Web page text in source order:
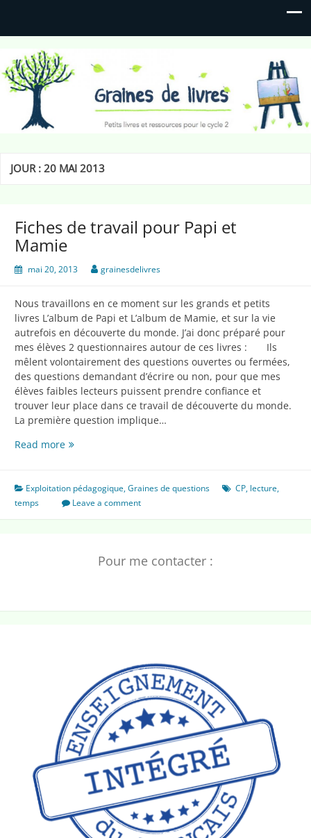
Graines de livres
Petits livres et ressources pour le cycle 2
JOUR :20 MAI 2013
Fiches de travail pour Papi et
Mamie
mai 20, 2013 grainesdelivres
Nous travaillons en ce moment sur les grands et petits
livres L’album de Papi et L’album de Mamie, et sur la vie
autrefois en découverte du monde. J’ai donc préparé pour
mes élèves 2 questionnaires autour de ces livres : Ils
mêlent volontairement des questions ouvertes ou fermées,
des questions demandant d’écrire ou non, pour que mes
élèves faibles lecteurs puissent prendre confiance et
trouver leur place dans ce travail de découverte du monde.
La première question implique…
Read moreFiches
pour
Papi
et
Exploitation pédagogique,Graines de questions CP, lecture,
temps
Leave a comment
Pour me contacter :